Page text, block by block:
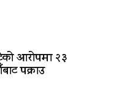
आरोपमा २३
पक्राउ